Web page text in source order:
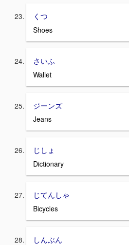
くつ
Shoes
さいふ
Wallet
ジーンズ
Jeans
じしょ
Dictionary
じてんしゃ
Bicycles
しんぶん